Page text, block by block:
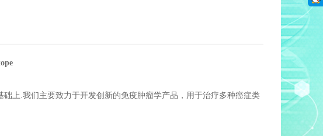
上.我们主要致力于开发创新的免疫肿瘤学产品，用于治疗多种癌症类